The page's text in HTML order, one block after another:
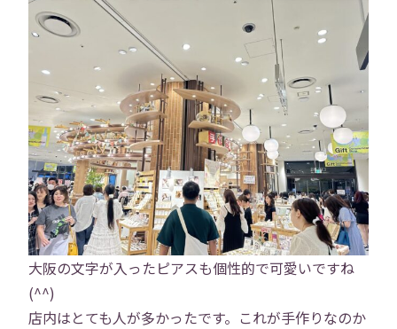
会社概要 事業内容
役員紹介 社員紹介
採用情報 役員インタビュー
社員インタビュー 福利厚生
研修 勉強会
プロジェクト
大阪の文字が入ったピアスも個性的で可愛いですね
(^^)
店内はとても人が多かったです。これが手作りなのか